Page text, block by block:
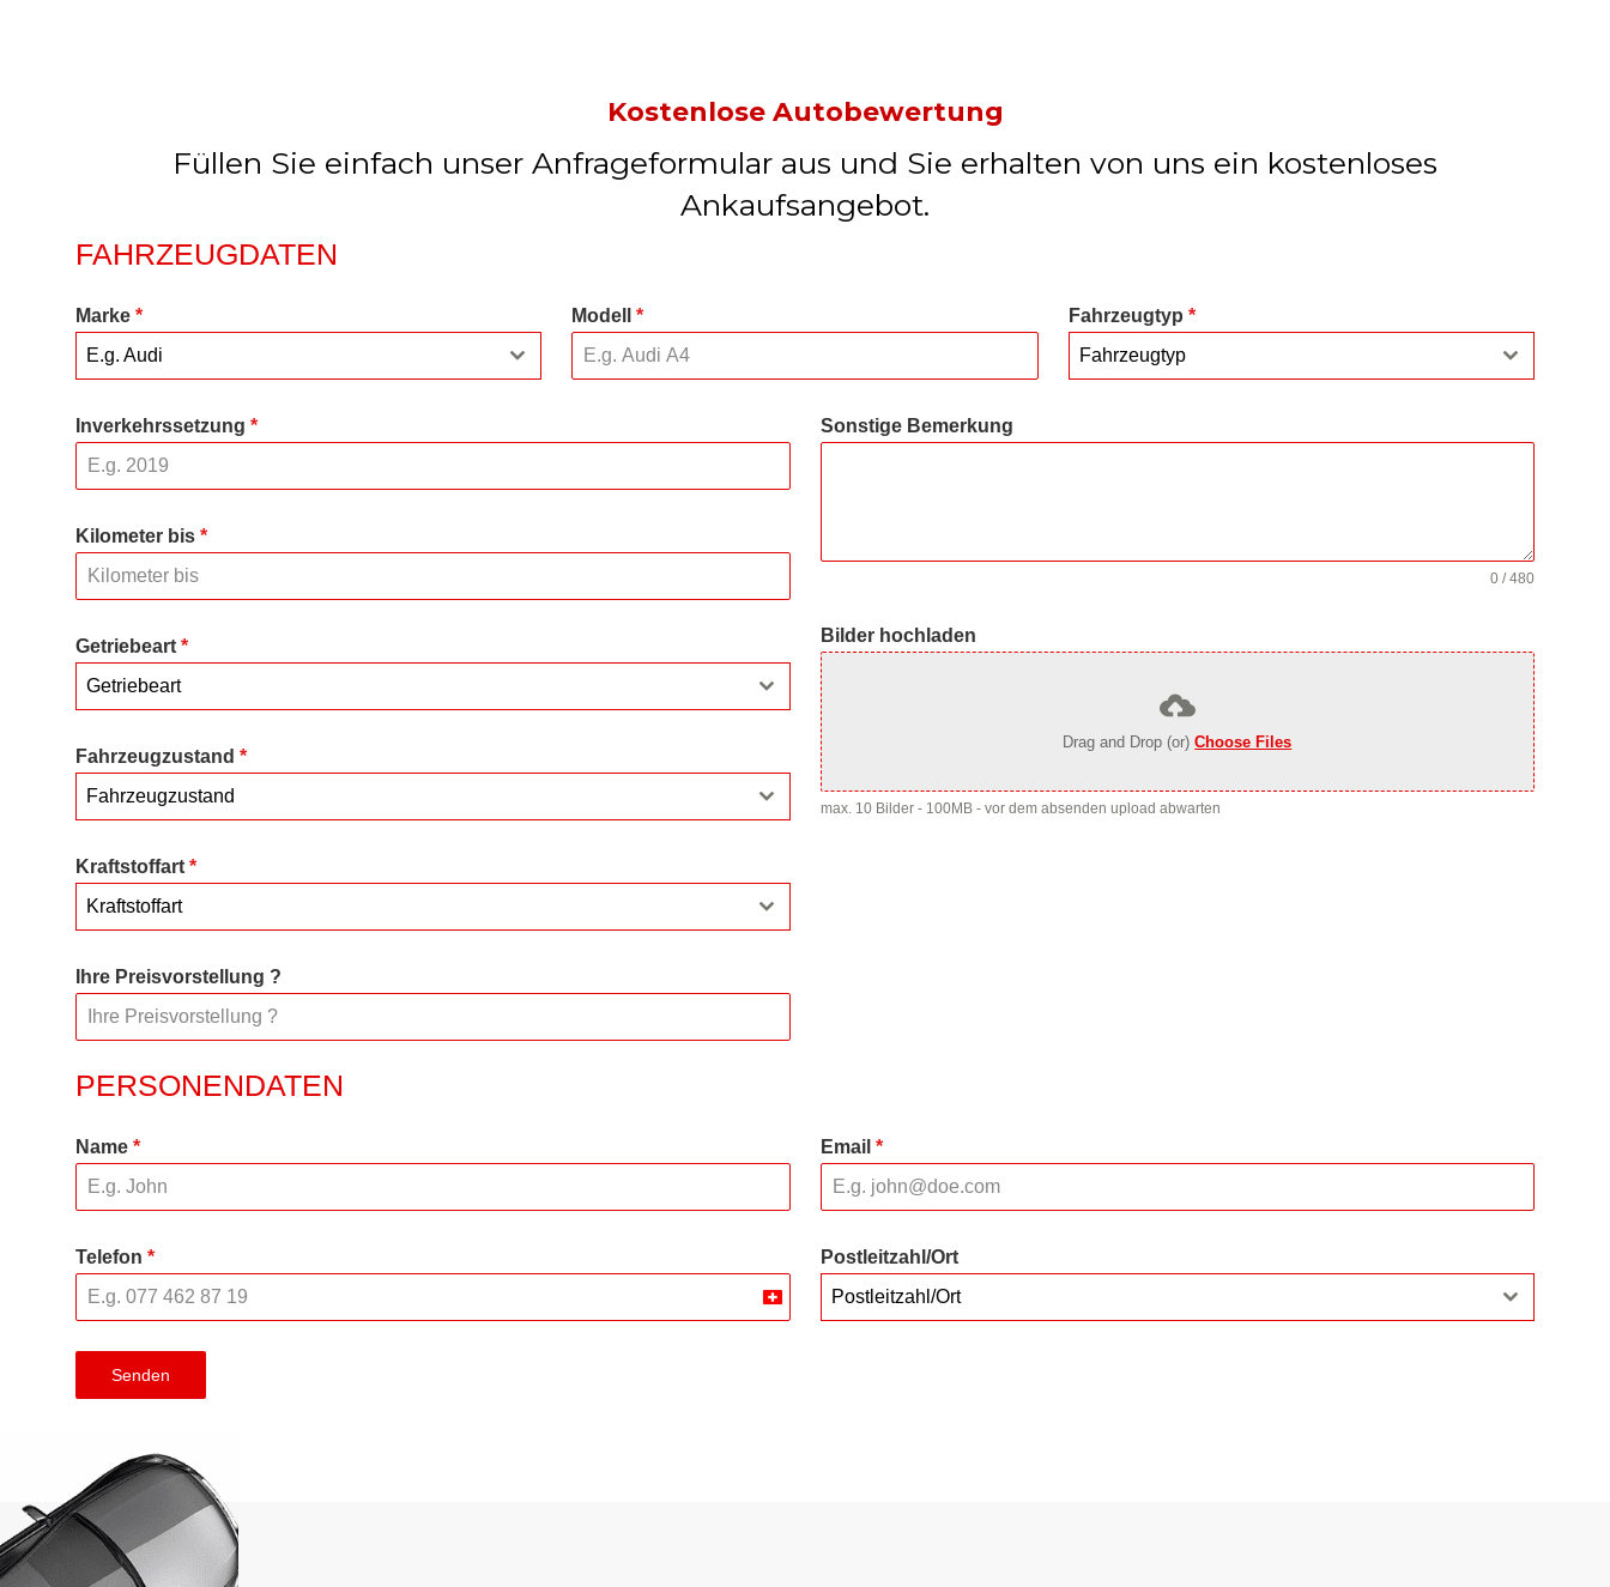
Kostenlose Autobewertung
Füllen Sie einfach unser Anfrageformular aus und Sie erhalten von uns ein kostenloses
Ankaufsangebot.
FAHRZEUGDATEN
Marke *
E.g. Audi
Modell* Fahrzeugtyp *
Fahrzeugtyp
Inverkehrssetzung *
Kilometer bis *
Getriebeart *
Getriebeart
Fahrzeugzustand *
Fahrzeugzustand
Kraftstoffart *
Kraftstoffart
Ihre Preisvorstellung ?
Sonstige Bemerkung
0 / 480
Bilder hochladen
Drag and Drop (or)Choose Files
max. 10 Bilder - 100MB - vor dem absenden upload abwarten
PERSONENDATEN
Name * Email *
Telefon *
Switzerland
Postleitzahl/Ort
Postleitzahl/Ort
Senden